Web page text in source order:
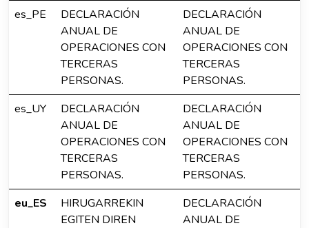
es_PE
DECLARACIÓN
ANUAL DE
OPERACIONES CON
TERCERAS
PERSONAS.
DECLARACIÓN
ANUAL DE
OPERACIONES CON
TERCERAS
PERSONAS.
es_UY
DECLARACIÓN
ANUAL DE
OPERACIONES CON
TERCERAS
PERSONAS.
DECLARACIÓN
ANUAL DE
OPERACIONES CON
TERCERAS
PERSONAS.
eu_ES
HIRUGARREKIN
EGITEN DIREN
DECLARACIÓN
ANUAL DE